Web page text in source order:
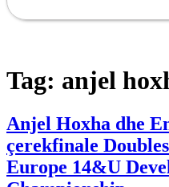
Tag: anjel
Anjel Hoxha dhe
çerekfinale
Europe 14&U